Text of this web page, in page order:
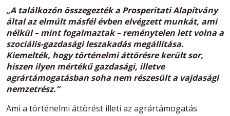
„A találkozón összegezték a Prosperitati Alapítvány
által az elmúlt másfél évben elvégzett munkát, ami
nélkül – mint fogalmaztak – reménytelen lett volna a
szociális-gazdasági leszakadás megállítása.
Kiemelték, hogy történelmi áttörésre került sor,
hiszen ilyen mértékű gazdasági, illetve
agrártámogatásban soha nem részesült a vajdasági
nemzetrész.”
Ami a történelmi áttörést illeti az agrártámogatás